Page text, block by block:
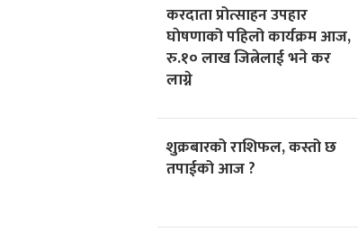
करदाता प्रोत्साहन उपहार
घाेषणाको पहिलो कार्यक्रम आज,
रु.१० लाख जित्नेलाई भने कर
लाग्ने
शुक्रबारको राशिफल, कस्तो छ
तपाईको आज ?